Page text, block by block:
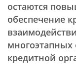
остаются
обеспечение
кредитной